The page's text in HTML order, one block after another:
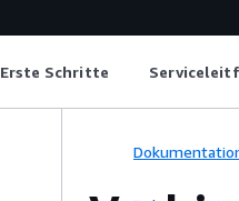
Erste Schritte